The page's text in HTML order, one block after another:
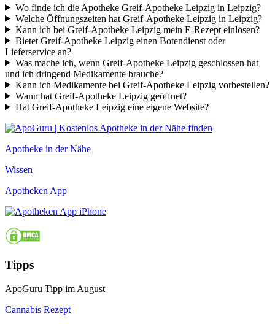
Wo finde ich die Apotheke Greif-Apotheke Leipzig in Leipzig?
Welche Öffnungszeiten hat Greif-Apotheke Leipzig in Leipzig?
Kann ich bei Greif-Apotheke Leipzig mein E-Rezept einlösen?
Bietet Greif-Apotheke Leipzig einen Botendienst oder
Lieferservice an?
Was mache ich, wenn Greif-Apotheke Leipzig geschlossen hat
und ich dringend Medikamente brauche?
Kann ich Medikamente bei Greif-Apotheke Leipzig vorbestellen?
Wann hat Greif-Apotheke Leipzig geöffnet?
Hat Greif-Apotheke Leipzig eine eigene Website?
Apotheke in der Nähe
Wissen
Apotheken App
Tipps
ApoGuru Tipp im August
Cannabis Rezept